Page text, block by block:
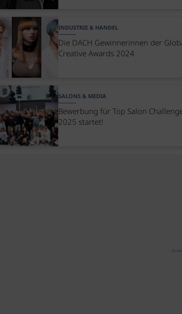
INDUSTRIE & HANDEL
Die DACH Gewinnerinnen der
Creative Awards 2024
SALONS & MEDIA
Bewerbung für Top Salon
2025 startet!